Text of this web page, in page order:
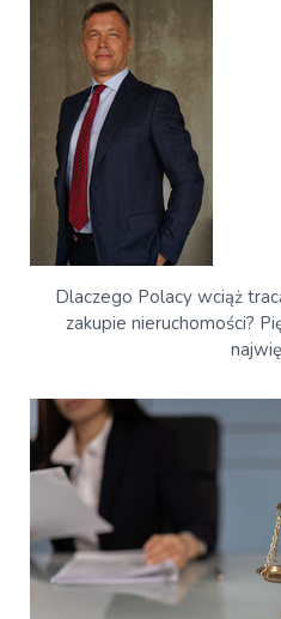
Dlaczego Polacy wciąż
zakupie nieruchomości?